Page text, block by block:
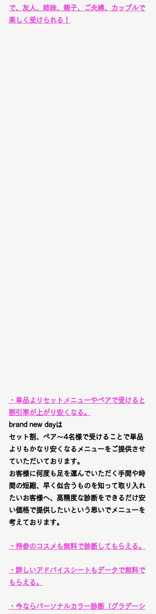
で、友人、姉妹、親子、ご夫婦、カップルで
楽しく受けられる！
・単品よりセットメニューやペアで受けると
割引率が上がり安くなる。
brand new dayは
セット割、ペア〜4名様で受けることで単品
よりもかなり安くなるメニューをご提供させ
ていただいております。
お客様に何度も足を運んでいただく手間や時
間の短縮、早く似合うものを知って取り入れ
たいお客様へ、高精度な診断をできるだけ安
い価格で提供したいという思いでメニューを
考えております。
・持参のコスメも無料で診断してもらえる。
・詳しいアドバイスシートもデータで無料で
もらえる。
・今ならパーソナルカラー診断（グラデーシ